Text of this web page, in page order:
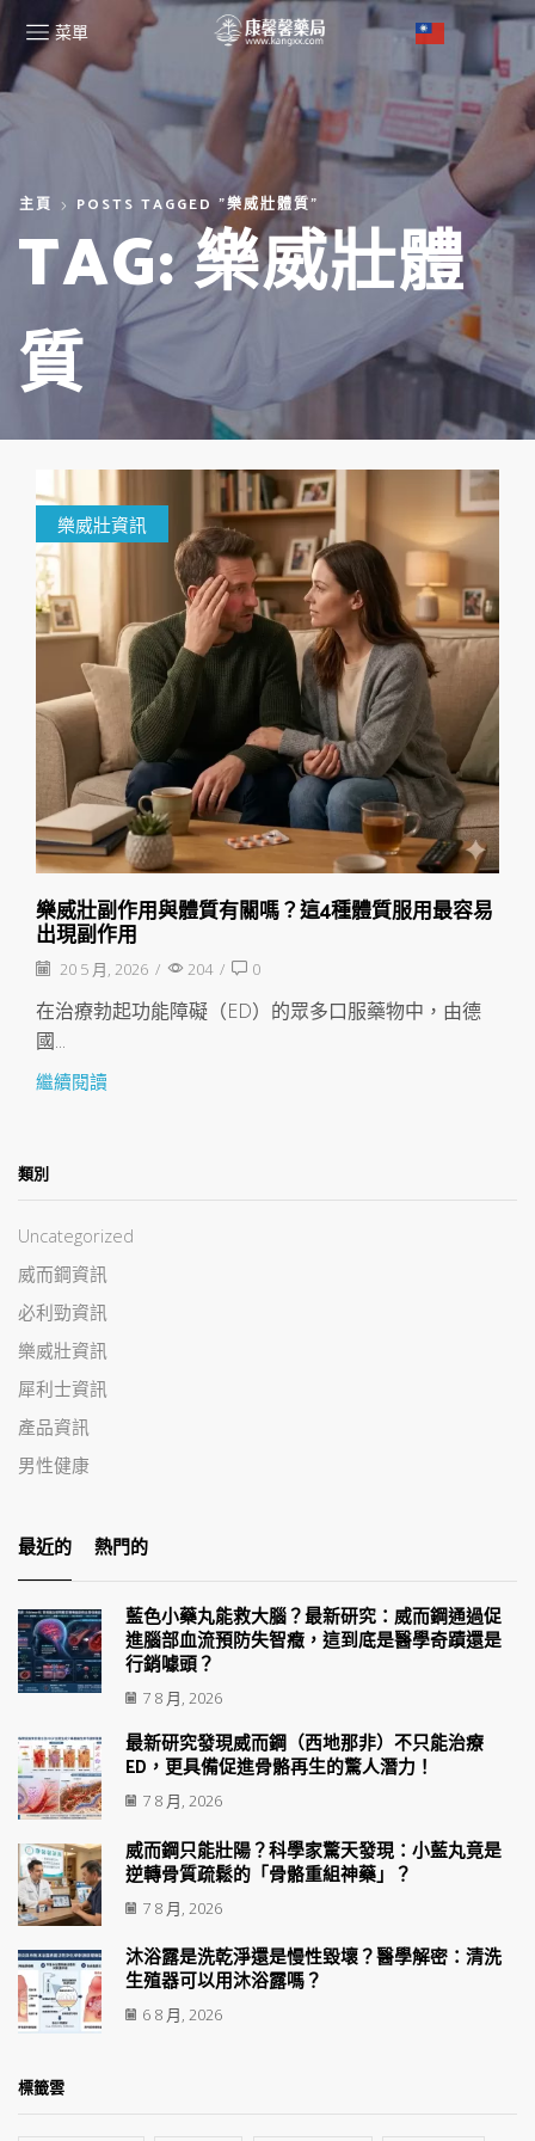
菜單
主頁 POSTS TAGGED "樂威壯體質"
TAG: 樂威壯體
質
樂威壯資訊
樂威壯副作用與體質有關嗎？這4種體質服用最容易
出現副作用
20 5 月, 2026 / 204 / 0
在治療勃起功能障礙（ED）的眾多口服藥物中，由德
國...
繼續閱讀
類別
Uncategorized
威而鋼資訊
必利勁資訊
樂威壯資訊
犀利士資訊
產品資訊
男性健康
最近的 熱門的
藍色小藥丸能救大腦？最新研究：威而鋼通過促
進腦部血流預防失智癥，這到底是醫學奇蹟還是
行銷噱頭？
7 8 月, 2026
最新研究發現威而鋼（西地那非）不只能治療
ED，更具備促進骨骼再生的驚人潛力！
7 8 月, 2026
威而鋼只能壯陽？科學家驚天發現：小藍丸竟是
逆轉骨質疏鬆的「骨骼重組神藥」？
7 8 月, 2026
沐浴露是洗乾淨還是慢性毀壞？醫學解密：清洗
生殖器可以用沐浴露嗎？
6 8 月, 2026
標籤雲